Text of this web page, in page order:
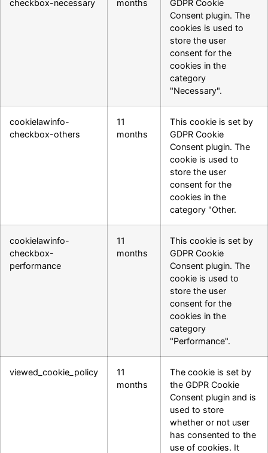
checkbox-necessary months
GDPR Cookie
Consent plugin. The
cookies is used to
store the user
consent for the
cookies in the
category
"Necessary".
cookielawinfo-
checkbox-others
11
months
This cookie is set by
GDPR Cookie
Consent plugin. The
cookie is used to
store the user
consent for the
cookies in the
category "Other.
cookielawinfo-
checkbox-
performance
11
months
This cookie is set by
GDPR Cookie
Consent plugin. The
cookie is used to
store the user
consent for the
cookies in the
category
"Performance".
viewed_cookie_policy
11
months
The cookie is set by
the GDPR Cookie
Consent plugin and is
used to store
whether or not user
has consented to the
use of cookies. It